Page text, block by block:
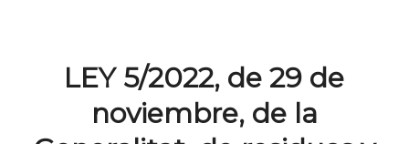
LEY 5/2022, de 29 de
noviembre, de la